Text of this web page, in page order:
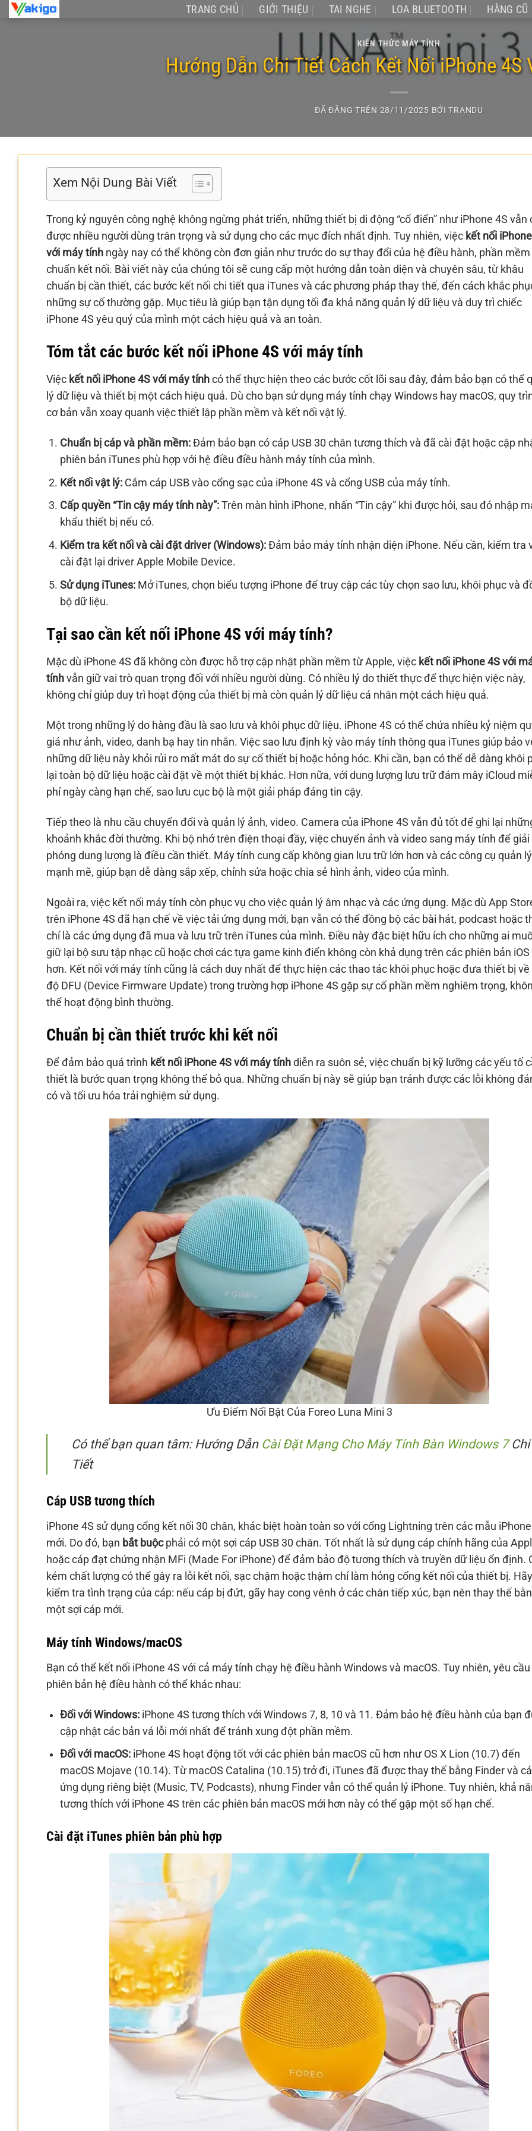
Chuyển
TRANG CHỦ GIỚI THIỆU TAI NGHE LOA BLUETOOTH HÀNG CŨ
KIẾN THỨC MÁY TÍNH
Hướng Dẫn Chi Tiết Cách Kết Nối iPhone 4S
ĐÃ ĐĂNG TRÊN 28/11/2025 BỞITRANDU
Xem Nội Dung Bài Viết
Trong kỷ nguyên công nghệ không ngừng phát triển, những thiết bị di động “cổ điển” như iPhone 4S vẫn
được nhiều người dùng trân trọng và sử dụng cho các mục đích nhất định. Tuy nhiên, việc kết nối
với máy tínhngày nay có thể không còn đơn giản như trước do sự thay đổi của hệ điều hành, phần mềm
chuẩn kết nối. Bài viết này của chúng tôi sẽ cung cấp một hướng dẫn toàn diện và chuyên sâu, từ khâu
chuẩn bị cần thiết, các bước kết nối chi tiết qua iTunes và các phương pháp thay thế, đến cách khắc
những sự cố thường gặp. Mục tiêu là giúp bạn tận dụng tối đa khả năng quản lý dữ liệu và duy trì chiếc
iPhone 4S yêu quý của mình một cách hiệu quả và an toàn.
Tóm tắt các bước kết nối iPhone 4S với máy tính
Việc kết nối iPhone 4S với máy tínhcó thể thực hiện theo các bước cốt lõi sau đây, đảm bảo bạn có thể
lý dữ liệu và thiết bị một cách hiệu quả. Dù cho bạn sử dụng máy tính chạy Windows hay macOS, quy
cơ bản vẫn xoay quanh việc thiết lập phần mềm và kết nối vật lý.
Chuẩn bị cáp và phần mềm:Đảm bảo bạn có cáp USB 30 chân tương thích và đã cài đặt hoặc cập
phiên bản iTunes phù hợp với hệ điều điều hành máy tính của mình.
Kết nối vật lý:Cắm cáp USB vào cổng sạc của iPhone 4S và cổng USB của máy tính.
Cấp quyền “Tin cậy máy tính này”:Trên màn hình iPhone, nhấn “Tin cậy” khi được hỏi, sau đó nhập
khẩu thiết bị nếu có.
Kiểm tra kết nối và cài đặt driver (Windows):Đảm bảo máy tính nhận diện iPhone. Nếu cần, kiểm tra
cài đặt lại driver Apple Mobile Device.
Sử dụng iTunes:Mở iTunes, chọn biểu tượng iPhone để truy cập các tùy chọn sao lưu, khôi phục và
bộ dữ liệu.
Tại sao cần kết nối iPhone 4S với máy tính?
Mặc dù iPhone 4S đã không còn được hỗ trợ cập nhật phần mềm từ Apple, việc kết nối iPhone 4S với
tínhvẫn giữ vai trò quan trọng đối với nhiều người dùng. Có nhiều lý do thiết thực để thực hiện việc này,
không chỉ giúp duy trì hoạt động của thiết bị mà còn quản lý dữ liệu cá nhân một cách hiệu quả.
Một trong những lý do hàng đầu là sao lưu và khôi phục dữ liệu. iPhone 4S có thể chứa nhiều kỷ niệm
giá như ảnh, video, danh bạ hay tin nhắn. Việc sao lưu định kỳ vào máy tính thông qua iTunes giúp bảo
những dữ liệu này khỏi rủi ro mất mát do sự cố thiết bị hoặc hỏng hóc. Khi cần, bạn có thể dễ dàng khôi
lại toàn bộ dữ liệu hoặc cài đặt về một thiết bị khác. Hơn nữa, với dung lượng lưu trữ đám mây iCloud
phí ngày càng hạn chế, sao lưu cục bộ là một giải pháp đáng tin cậy.
Tiếp theo là nhu cầu chuyển đổi và quản lý ảnh, video. Camera của iPhone 4S vẫn đủ tốt để ghi lại
khoảnh khắc đời thường. Khi bộ nhớ trên điện thoại đầy, việc chuyển ảnh và video sang máy tính để giải
phóng dung lượng là điều cần thiết. Máy tính cung cấp không gian lưu trữ lớn hơn và các công cụ quản
mạnh mẽ, giúp bạn dễ dàng sắp xếp, chỉnh sửa hoặc chia sẻ hình ảnh, video của mình.
Ngoài ra, việc kết nối máy tính còn phục vụ cho việc quản lý âm nhạc và các ứng dụng. Mặc dù App
trên iPhone 4S đã hạn chế về việc tải ứng dụng mới, bạn vẫn có thể đồng bộ các bài hát, podcast hoặc
chí là các ứng dụng đã mua và lưu trữ trên iTunes của mình. Điều này đặc biệt hữu ích cho những ai
giữ lại bộ sưu tập nhạc cũ hoặc chơi các tựa game kinh điển không còn khả dụng trên các phiên bản
hơn. Kết nối với máy tính cũng là cách duy nhất để thực hiện các thao tác khôi phục hoặc đưa thiết bị về
độ DFU (Device Firmware Update) trong trường hợp iPhone 4S gặp sự cố phần mềm nghiêm trọng,
thể hoạt động bình thường.
Chuẩn bị cần thiết trước khi kết nối
Để đảm bảo quá trình kết nối iPhone 4S với máy tínhdiễn ra suôn sẻ, việc chuẩn bị kỹ lưỡng các yếu tố
thiết là bước quan trọng không thể bỏ qua. Những chuẩn bị này sẽ giúp bạn tránh được các lỗi không
có và tối ưu hóa trải nghiệm sử dụng.
Ưu Điểm Nổi Bật Của Foreo Luna Mini 3
Có thể bạn quan tâm: Hướng Dẫn Cài Đặt Mạng Cho Máy Tính Bàn Windows 7Chi
Tiết
Cáp USB tương thích
iPhone 4S sử dụng cổng kết nối 30 chân, khác biệt hoàn toàn so với cổng Lightning trên các mẫu
mới. Do đó, bạn bắt buộcphải có một sợi cáp USB 30 chân. Tốt nhất là sử dụng cáp chính hãng của
hoặc cáp đạt chứng nhận MFi (Made For iPhone) để đảm bảo độ tương thích và truyền dữ liệu ổn định.
kém chất lượng có thể gây ra lỗi kết nối, sạc chậm hoặc thậm chí làm hỏng cổng kết nối của thiết bị. Hãy
kiểm tra tình trạng của cáp: nếu cáp bị đứt, gãy hay cong vênh ở các chân tiếp xúc, bạn nên thay thế
một sợi cáp mới.
Máy tính Windows/macOS
Bạn có thể kết nối iPhone 4S với cả máy tính chạy hệ điều hành Windows và macOS. Tuy nhiên, yêu cầu
phiên bản hệ điều hành có thể khác nhau:
Đối với Windows:iPhone 4S tương thích với Windows 7, 8, 10 và 11. Đảm bảo hệ điều hành của bạn
cập nhật các bản vá lỗi mới nhất để tránh xung đột phần mềm.
Đối với macOS:iPhone 4S hoạt động tốt với các phiên bản macOS cũ hơn như OS X Lion (10.7) đến
macOS Mojave (10.14). Từ macOS Catalina (10.15) trở đi, iTunes đã được thay thế bằng Finder và
ứng dụng riêng biệt (Music, TV, Podcasts), nhưng Finder vẫn có thể quản lý iPhone. Tuy nhiên, khả
tương thích với iPhone 4S trên các phiên bản macOS mới hơn này có thể gặp một số hạn chế.
Cài đặt iTunes phiên bản phù hợp